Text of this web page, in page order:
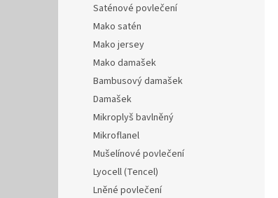
Saténové povlečení
Mako satén
Mako jersey
Mako damašek
Bambusový damašek
Damašek
Mikroplyš bavlněný
Mikroflanel
Mušelínové povlečení
Lyocell (Tencel)
Lněné povlečení